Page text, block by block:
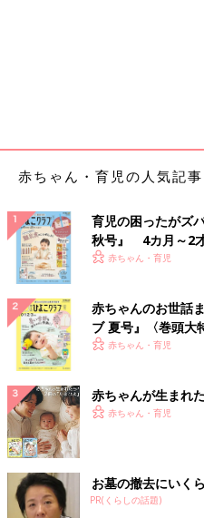
赤ちゃん・育児の人気記
育児の困ったがズ
秋号』 4カ月～2
いっぱい！
赤ちゃん・育児
赤ちゃんのお世話
ブ 夏号』〈巻頭大
く！ おっぱい・ミ
赤ちゃん・育児
赤ちゃんが生まれ
赤ちゃん・育児
お墓の撤去にいく
PR(くらしの話題)